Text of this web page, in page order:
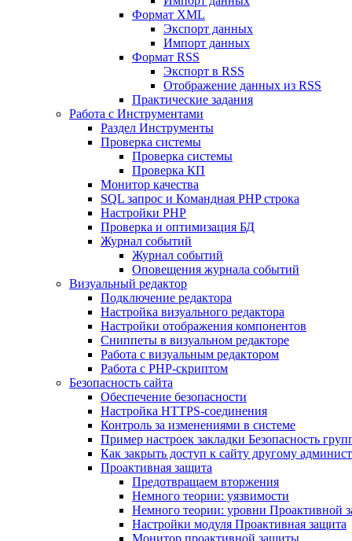
Формат XML
Экспорт данных
Импорт данных
Формат RSS
Экспорт в RSS
Отображение данных из RSS
Практические задания
Работа с Инструментами
Раздел Инструменты
Проверка системы
Проверка системы
Проверка КП
Монитор качества
SQL запрос и Командная PHP строка
Настройки PHP
Проверка и оптимизация БД
Журнал событий
Журнал событий
Оповещения журнала событий
Визуальный редактор
Подключение редактора
Настройка визуального редактора
Настройки отображения компонентов
Сниппеты в визуальном редакторе
Работа с визуальным редактором
Работа с PHP-скриптом
Безопасность сайта
Обеспечение безопасности
Настройка HTTPS-соединения
Контроль за изменениями в системе
Пример настроек закладки Безопасность
Как закрыть доступ к сайту другому
Проактивная защита
Предотвращаем вторжения
Немного теории: уязвимости
Немного теории: уровни Проактивной
Настройки модуля Проактивная защита
Монитор проактивной защиты